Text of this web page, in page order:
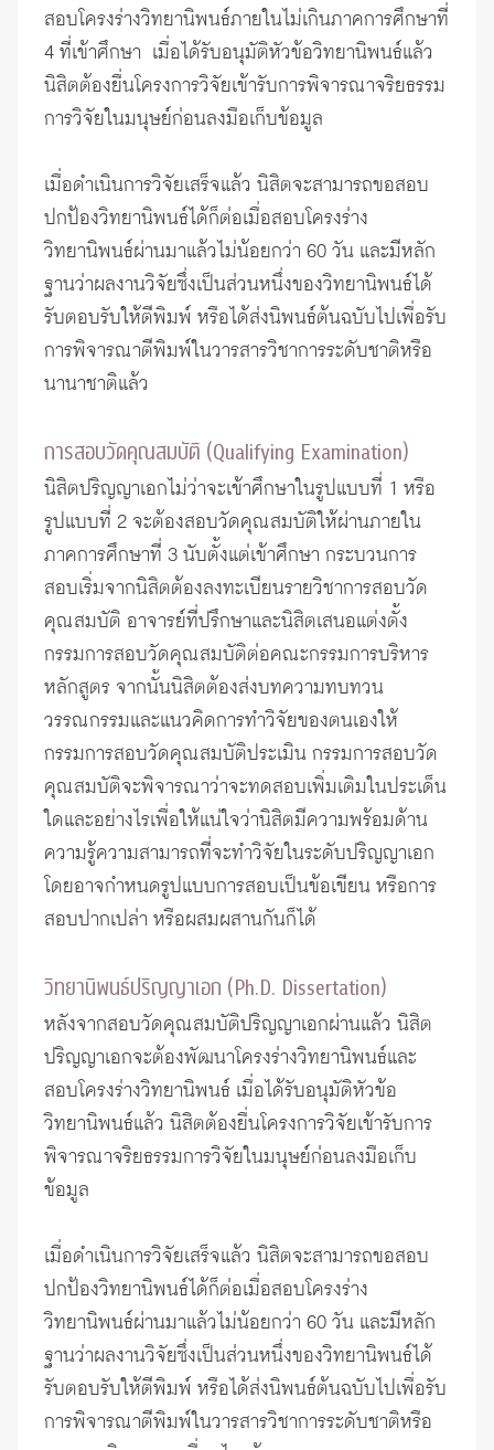
สอบโครงร่างวิทยานิพนธ์ภายในไม่เกินภาคการศึกษาที่
4 ที่เข้าศึกษา เมื่อได้รับอนุมัติหัวข้อวิทยานิพนธ์แล้ว
นิสิตต้องยื่นโครงการวิจัยเข้ารับการพิจารณาจริยธรรม
การวิจัยในมนุษย์ก่อนลงมือเก็บข้อมูล
เมื่อดำเนินการวิจัยเสร็จแล้ว นิสิตจะสามารถขอสอบ
ปกป้องวิทยานิพนธ์ได้ก็ต่อเมื่อสอบโครงร่าง
วิทยานิพนธ์ผ่านมาแล้วไม่น้อยกว่า 60 วัน และมีหลัก
ฐานว่าผลงานวิจัยซึ่งเป็นส่วนหนึ่งของวิทยานิพนธ์ได้
รับตอบรับให้ตีพิมพ์ หรือได้ส่งนิพนธ์ต้นฉบับไปเพื่อรับ
การพิจารณาตีพิมพ์ในวารสารวิชาการระดับชาติหรือ
นานาชาติแล้ว
การสอบวัดคุณสมบัติ (Qualifying Examination)
นิสิตปริญญาเอกไม่ว่าจะเข้าศึกษาในรูปแบบที่ 1 หรือ
รูปแบบที่ 2 จะต้องสอบวัดคุณสมบัติให้ผ่านภายใน
ภาคการศึกษาที่ 3 นับตั้งแต่เข้าศึกษา กระบวนการ
สอบเริ่มจากนิสิตต้องลงทะเบียนรายวิชาการสอบวัด
คุณสมบัติ อาจารย์ที่ปรึกษาและนิสิตเสนอแต่งตั้ง
กรรมการสอบวัดคุณสมบัติต่อคณะกรรมการบริหาร
หลักสูตร จากนั้นนิสิตต้องส่งบทความทบทวน
วรรณกรรมและแนวคิดการทำวิจัยของตนเองให้
กรรมการสอบวัดคุณสมบัติประเมิน กรรมการสอบวัด
คุณสมบัติจะพิจารณาว่าจะทดสอบเพิ่มเติมในประเด็น
ใดและอย่างไรเพื่อให้แน่ใจว่านิสิตมีความพร้อมด้าน
ความรู้ความสามารถที่จะทำวิจัยในระดับปริญญาเอก
โดยอาจกำหนดรูปแบบการสอบเป็นข้อเขียน หรือการ
สอบปากเปล่า หรือผสมผสานกันก็ได้
วิทยานิพนธ์ปริญญาเอก (Ph.D. Dissertation)
หลังจากสอบวัดคุณสมบัติปริญญาเอกผ่านแล้ว นิสิต
ปริญญาเอกจะต้องพัฒนาโครงร่างวิทยานิพนธ์และ
สอบโครงร่างวิทยานิพนธ์ เมื่อได้รับอนุมัติหัวข้อ
วิทยานิพนธ์แล้ว นิสิตต้องยื่นโครงการวิจัยเข้ารับการ
พิจารณาจริยธรรมการวิจัยในมนุษย์ก่อนลงมือเก็บ
ข้อมูล
เมื่อดำเนินการวิจัยเสร็จแล้ว นิสิตจะสามารถขอสอบ
ปกป้องวิทยานิพนธ์ได้ก็ต่อเมื่อสอบโครงร่าง
วิทยานิพนธ์ผ่านมาแล้วไม่น้อยกว่า 60 วัน และมีหลัก
ฐานว่าผลงานวิจัยซึ่งเป็นส่วนหนึ่งของวิทยานิพนธ์ได้
รับตอบรับให้ตีพิมพ์ หรือได้ส่งนิพนธ์ต้นฉบับไปเพื่อรับ
การพิจารณาตีพิมพ์ในวารสารวิชาการระดับชาติหรือ